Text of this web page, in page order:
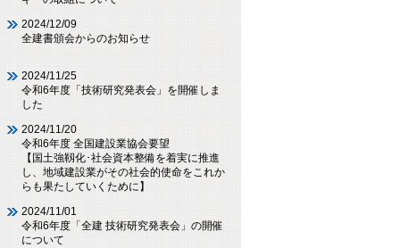
2024/12/09
全建書頒会からのお知らせ
2024/11/25
令和6年度「技術研究発表会」を開催しま
した
2024/11/20
令和6年度 全国建設業協会要望
【国土強靱化･社会資本整備を着実に推進
し、地域建設業がその社会的使命をこれか
らも果たしていくために】
2024/11/01
令和6年度「全建 技術研究発表会」の開催
について